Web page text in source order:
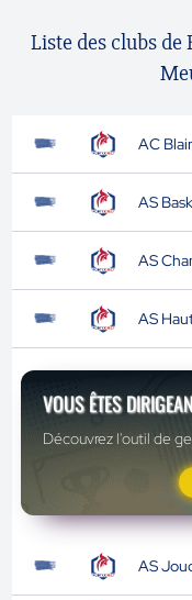
Liste des clubs
AC
AS
AS
AS
VOUS ÊTES
Découvrez l'outil de
AS